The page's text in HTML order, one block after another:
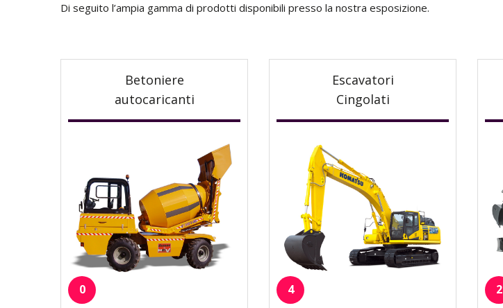
Di seguito l’ampia gamma di prodotti disponibili presso la nostra esposizione.
Betoniere
autocaricanti
0
Escavatori
Cingolati
4 2